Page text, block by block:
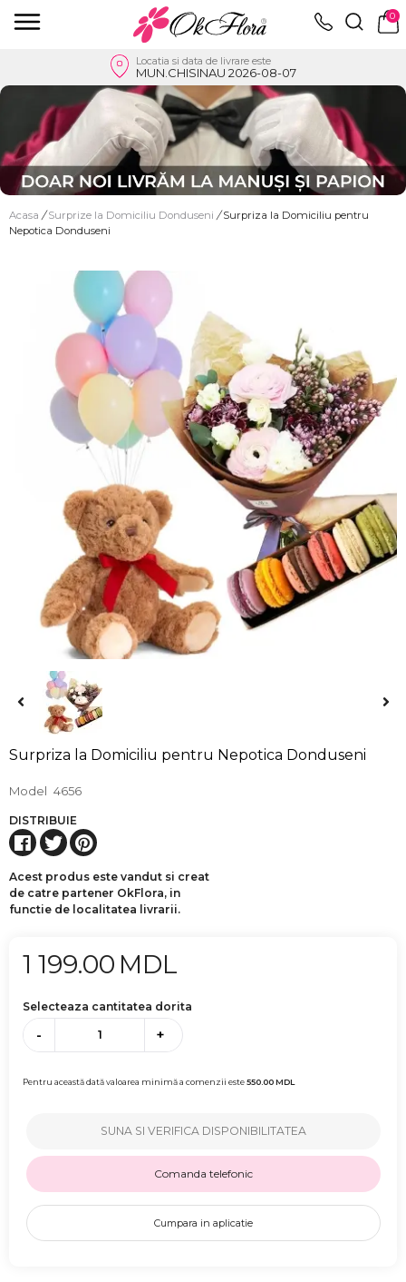
0
Locatia si data de livrare este
MUN.CHISINAU 2026-08-07
Acasa / Surprize la Domiciliu Donduseni / Surpriza la Domiciliu pentru
Nepotica Donduseni
Surpriza la Domiciliu pentru Nepotica Donduseni
Model 4656
DISTRIBUIE
Acest produs este vandut si creat
de catre partener OkFlora, in
functie de localitatea livrarii.
1 199.00 MDL
Selecteaza cantitatea dorita
- +
Pentru această dată valoarea minimă a comenzii este550.00MDL
SUNA SI VERIFICA DISPONIBILITATEA
Comanda telefonic
Cumpara in aplicatie